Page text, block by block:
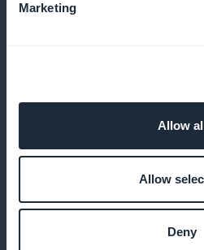
Marketing
Allow
Allow
Deny
Seus lucros
Ofertas de assinatura
necessidades dos seus